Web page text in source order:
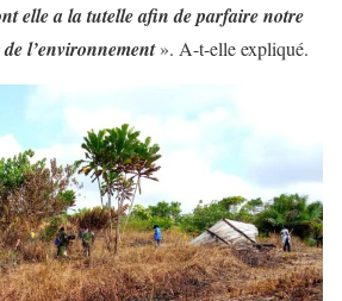
elle a la tutelle afin de parfaire notre
l’environnement». A-t-elle expliqué.